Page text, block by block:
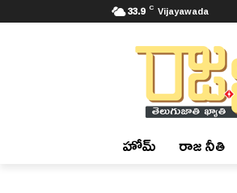
33.9 C Vijayawada
హోమ్ రాజ నీతి